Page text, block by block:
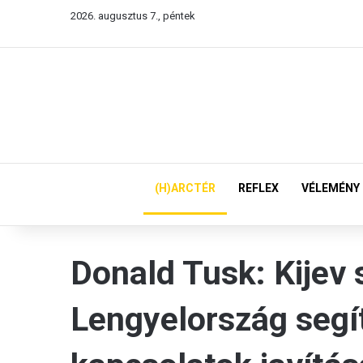
2026. augusztus 7., péntek
(H)ARCTÉR REFLEX VÉLEMÉNY
Donald Tusk: Kijev
Lengyelország